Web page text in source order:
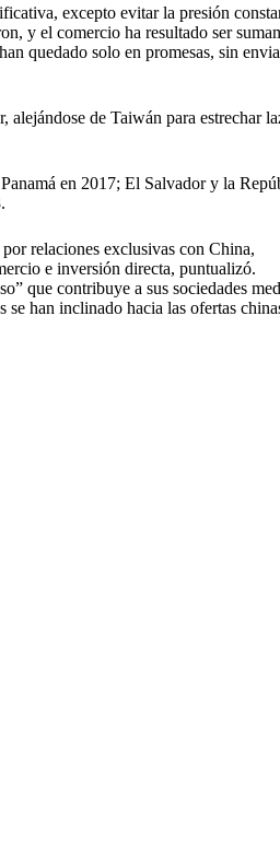
excepto evitar la presión
y el comercio ha resultado ser
quedado solo en promesas, sin
de Taiwán para estrechar
en 2017; El Salvador y la
relaciones exclusivas con China,
e inversión directa, puntualizó.
que contribuye a sus sociedades
se han inclinado hacia las ofertas